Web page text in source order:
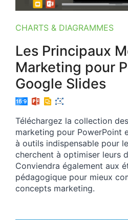
CHARTS & DIAGRAMMES
Les Principaux
Marketing pour
Google Slides
Téléchargez la collection
marketing pour PowerPoint
à outils indispensable pour
cherchent à optimiser leurs
Conviendra également aux
pédagogique pour mieux
concepts marketing.